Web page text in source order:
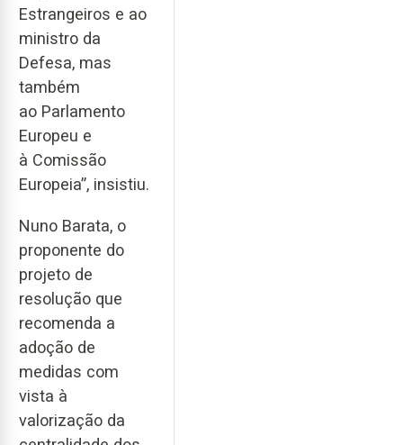
Estrangeiros e ao
ministro da
Defesa, mas
também
ao Parlamento
Europeu e
à Comissão
Europeia”, insistiu.
Nuno Barata, o
proponente do
projeto de
resolução que
recomenda a
adoção de
medidas com
vista à
valorização da